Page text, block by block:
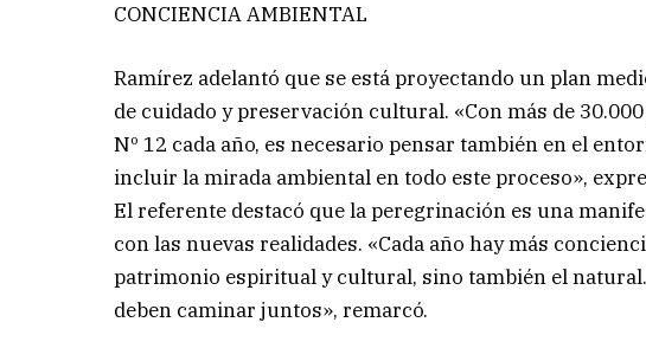
CONCIENCIA AMBIENTAL
Ramírez adelantó que se está proyectando un plan
de cuidado y preservación cultural. «Con más de
Nº 12 cada año, es necesario pensar también en el
incluir la mirada ambiental en todo este proceso»,
El referente destacó que la peregrinación es una
con las nuevas realidades. «Cada año hay más
patrimonio espiritual y cultural, sino también el
deben caminar juntos», remarcó.